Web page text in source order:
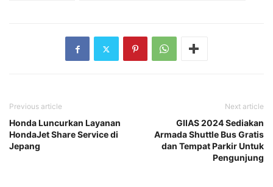
Previous article
Honda Luncurkan Layanan
HondaJet Share Service di
Jepang
Next article
GIIAS 2024 Sediakan
Armada Shuttle Bus Gratis
dan Tempat Parkir Untuk
Pengunjung